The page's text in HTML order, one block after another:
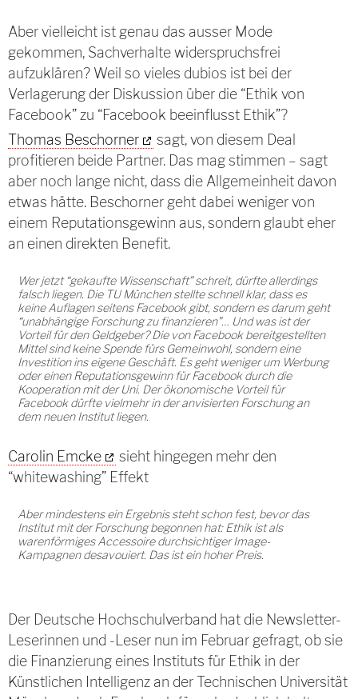
Aber vielleicht ist genau das ausser Mode
gekommen, Sachverhalte widerspruchsfrei
aufzuklären? Weil so vieles dubios ist bei der
Verlagerung der Diskussion über die “Ethik von
Facebook” zu “Facebook beeinflusst Ethik”?
Thomas Beschorner
sagt, von diesem Deal
profitieren beide Partner. Das mag stimmen – sagt
aber noch lange nicht, dass die Allgemeinheit davon
etwas hätte. Beschorner geht dabei weniger von
einem Reputationsgewinn aus, sondern glaubt eher
an einen direkten Benefit.
Wer jetzt “gekaufte Wissenschaft” schreit, dürfte allerdings
falsch liegen. Die TU München stellte schnell klar, dass es
keine Auflagen seitens Facebook gibt, sondern es darum geht
“unabhängige Forschung zu finanzieren”… Und was ist der
Vorteil für den Geldgeber? Die von Facebook bereitgestellten
Mittel sind keine Spende fürs Gemeinwohl, sondern eine
Investition ins eigene Geschäft. Es geht weniger um Werbung
oder einen Reputationsgewinn für Facebook durch die
Kooperation mit der Uni. Der ökonomische Vorteil für
Facebook dürfte vielmehr in der anvisierten Forschung an
dem neuen Institut liegen.
Carolin Emcke
sieht hingegen mehr den
“whitewashing” Effekt
Aber mindestens ein Ergebnis steht schon fest, bevor das
Institut mit der Forschung begonnen hat: Ethik ist als
warenförmiges Accessoire durchsichtiger Image-
Kampagnen desavouiert. Das ist ein hoher Preis.
Der Deutsche Hochschulverband hat die Newsletter-
Leserinnen und -Leser nun im Februar gefragt, ob sie
die Finanzierung eines Instituts für Ethik in der
Künstlichen Intelligenz an der Technischen Universität